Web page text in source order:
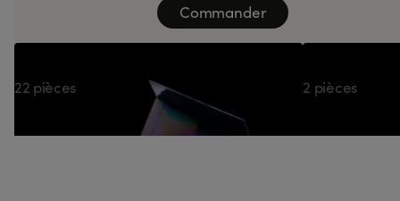
Commander
22 pièces
2 pièces